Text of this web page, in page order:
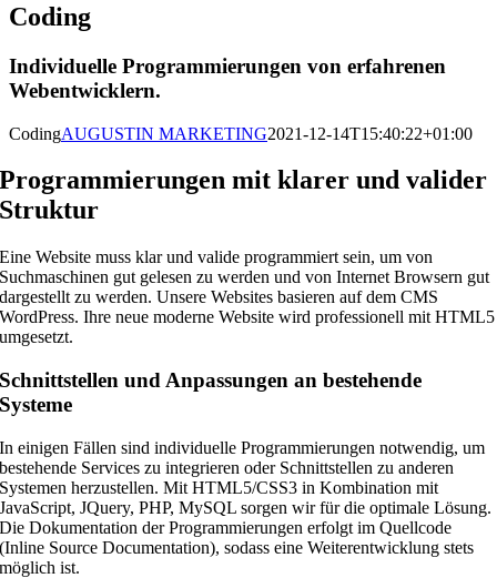
Coding
Individuelle Programmierungen von erfahrenen
Webentwicklern.
CodingAUGUSTIN MARKETING2021-12-14T15:40:22+01:00
Programmierungen mit klarer und valider
Struktur
Eine Website muss klar und valide programmiert sein, um von
Suchmaschinen gut gelesen zu werden und von Internet Browsern gut
dargestellt zu werden. Unsere Websites basieren auf dem CMS
WordPress. Ihre neue moderne Website wird professionell mit HTML5
umgesetzt.
Schnittstellen und Anpassungen an bestehende
Systeme
In einigen Fällen sind individuelle Programmierungen notwendig, um
bestehende Services zu integrieren oder Schnittstellen zu anderen
Systemen herzustellen. Mit HTML5/CSS3 in Kombination mit
JavaScript, JQuery, PHP, MySQL sorgen wir für die optimale Lösung.
Die Dokumentation der Programmierungen erfolgt im Quellcode
(Inline Source Documentation), sodass eine Weiterentwicklung stets
möglich ist.